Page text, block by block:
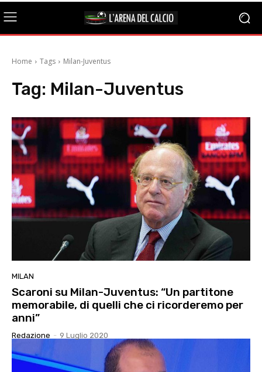
Home Tags Milan-Juventus
Tag: Milan-Juventus
MILAN
Scaroni su Milan-Juventus: “Un partitone
memorabile, di quelli che ci ricorderemo per
anni”
Redazione - 9 Luglio 2020